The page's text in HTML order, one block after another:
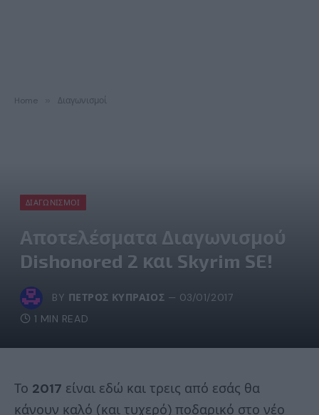
Home Διαγωνισμοί
ΔΙΑΓΩΝΙΣΜΟΊ
Αποτελέσματα Διαγωνισμού
Dishonored 2 και Skyrim SE!
BY ΠΈΤΡΟΣ ΚΥΠΡΑΊΟΣ
03/01/2017
1 MIN READ
Το 2017 είναι εδώ και τρεις από εσάς θα
κάνουν καλό (και τυχερό) ποδαρικό στο νέο